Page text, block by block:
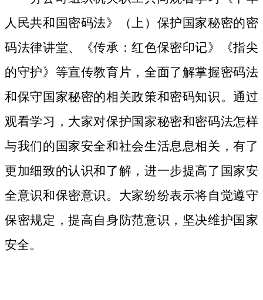
人民共和国密码法》
（上）保护国家秘密的密
码法律讲堂、
《传承：红色保密印记》《指尖
的守护》等宣传教育片， 全面了解掌握密码法
和保守国家秘密的相关政策和密码知识。通过
观看学习，大家对保护国家秘密和密码法怎样
与我们的国家安全和社会生活息息相关，有了
更加细致的认识和了解，进一步提高了国家安
全意识和保密意识。大家纷纷表示将自觉遵守
保密规定，提高自身防范意识，坚决维护国家
安全。